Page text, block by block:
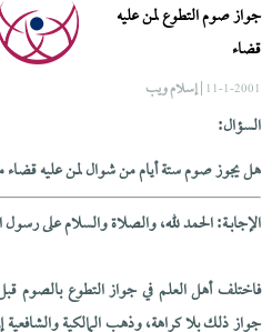
جواز صوم التطوع لمن عليه
قضاء
11-1-2001 | إسلام ويب
السؤال:
هل يجوز صوم ستة أيام من شوال لمن عليه
الإجابــة: الحمد لله، والصلاة والسلام على
فاختلف أهل العلم في جواز التطوع بالصوم
جواز ذلك بلا كراهة، وذهب المالكية والشافعية